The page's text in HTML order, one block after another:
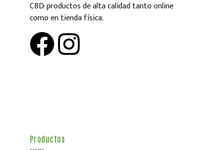
CBD: productos de alta calidad tanto online
como en tienda física.
Productos